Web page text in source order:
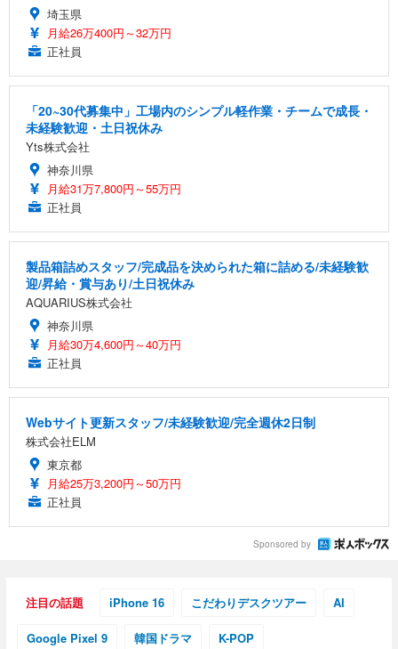
埼玉県
月給26万400円～32万円
正社員
「20~30代募集中」工場内のシンプル軽作業・チームで成長・
未経験歓迎・土日祝休み
Yts株式会社
神奈川県
月給31万7,800円～55万円
正社員
製品箱詰めスタッフ/完成品を決められた箱に詰める/未経験歓
迎/昇給・賞与あり/土日祝休み
AQUARIUS株式会社
神奈川県
月給30万4,600円～40万円
正社員
Webサイト更新スタッフ/未経験歓迎/完全週休2日制
株式会社ELM
東京都
月給25万3,200円～50万円
正社員
Sponsored by
注目の話題 iPhone 16 こだわりデスクツアー AI
Google Pixel 9 韓国ドラマ K-POP